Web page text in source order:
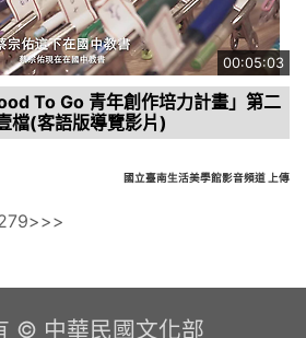
00:05:03
To Go 青年創作培力計畫」第二
檔(客語版導覽影片)
國立臺南生活美學館影音頻道 上傳
>>>
© 中華民國文化部